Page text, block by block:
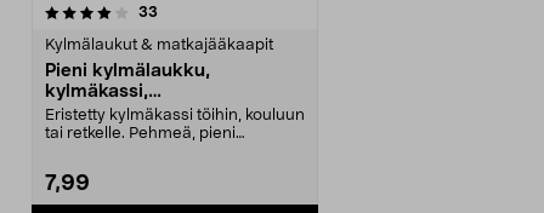
33
Kylmälaukut & matkajääkaapit
Pieni kylmälaukku,
kylmäkassi,
vaaleanpunainen, 5 l
Eristetty kylmäkassi töihin, kouluun
tai retkelle. Pehmeä, pieni
7,99